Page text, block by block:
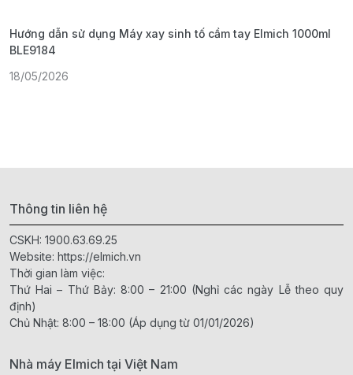
Hướng dẫn sử dụng Máy xay sinh tố cầm tay Elmich 1000ml
BLE9184
18/05/2026
Thông tin liên hệ
CSKH: 1900.63.69.25
Website: https://elmich.vn
Thời gian làm việc:
Thứ Hai – Thứ Bảy: 8:00 – 21:00 (Nghỉ các ngày Lễ theo quy
định)
Chủ Nhật: 8:00 – 18:00 (Áp dụng từ 01/01/2026)
Nhà máy Elmich tại Việt Nam